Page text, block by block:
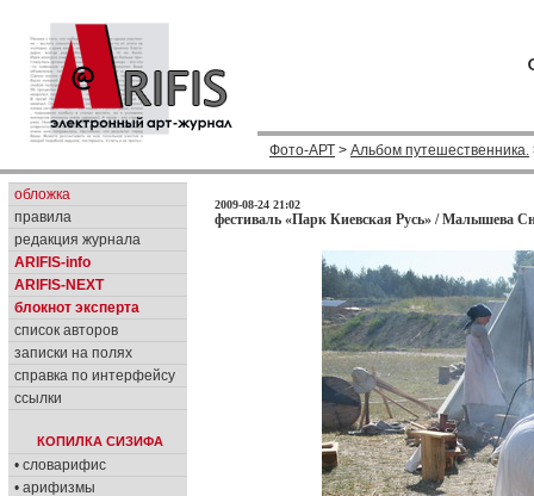
Фото-АРТ > Альбом путешественника.
обложка
правила
редакция журнала
ARIFIS-info
ARIFIS-NEXT
блокнот эксперта
список авторов
записки на полях
справка по интерфейсу
ссылки
КОПИЛКА СИЗИФА
• словарифис
• арифизмы
2009-08-24 21:02
фестиваль «Парк Киевская Русь» / Малышева